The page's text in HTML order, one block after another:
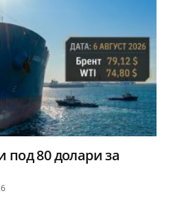
под 80 долари за